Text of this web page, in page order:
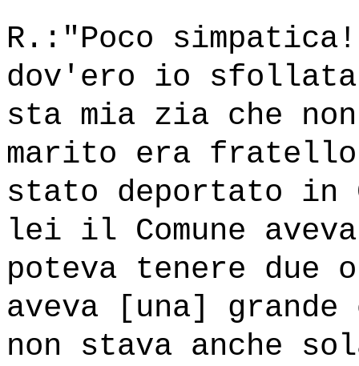
R.:"Poco
dov'ero io sfollata
sta mia zia che
marito era fratello
stato deportato in
lei il Comune
poteva tenere due
aveva [una]
non stava anche